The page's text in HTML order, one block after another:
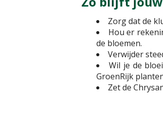
Zorg dat de
Hou er
de bloemen.
Verwijder
Wil je de
GroenRijk
Zet de